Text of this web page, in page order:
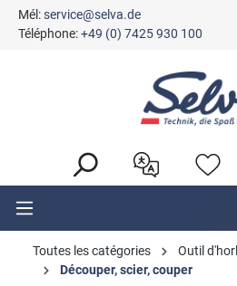
principal
Mél:service@selva.de
Téléphone:+49 (0) 7425 930 100
Toutes les catégories
Outil
Découper, scier, couper